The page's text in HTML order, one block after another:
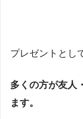
プレゼントとし
多くの方が友人
ます。